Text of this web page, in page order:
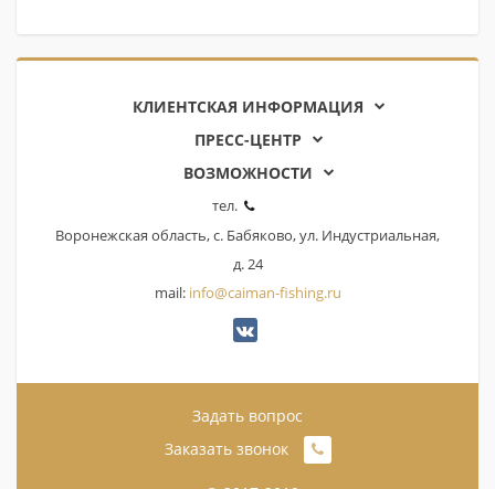
КЛИЕНТСКАЯ ИНФОРМАЦИЯ
ПРЕСС-ЦЕНТР
ВОЗМОЖНОСТИ
тел.
Воронежская область, с. Бабяково, ул. Индустриальная,
д. 24
mail: info@caiman-fishing.ru
Задать вопрос
Заказать звонок